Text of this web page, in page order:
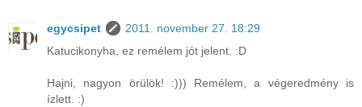
egycsipet
2011. november 27. 18:29
Katucikonyha, ez remélem jót jelent. :D
Hajni, nagyon örülök! :))) Remélem, a végeredmény is
ízlett. :)